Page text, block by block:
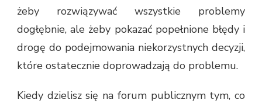
żeby rozwiązywać wszystkie problemy
dogłębnie, ale żeby pokazać popełnione błędy i
drogę do podejmowania niekorzystnych decyzji,
które ostatecznie doprowadzają do problemu.
Kiedy dzielisz się na forum publicznym tym, co